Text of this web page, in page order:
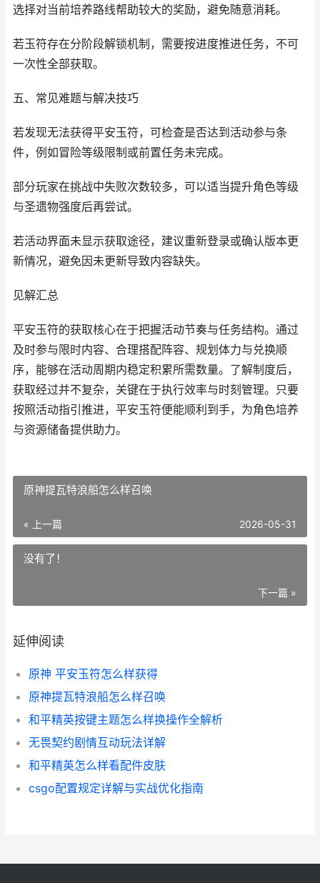
选择对当前培养路线帮助较大的奖励，避免随意消耗。
若玉符存在分阶段解锁机制，需要按进度推进任务，不可
一次性全部获取。
五、常见难题与解决技巧
若发现无法获得平安玉符，可检查是否达到活动参与条
件，例如冒险等级限制或前置任务未完成。
部分玩家在挑战中失败次数较多，可以适当提升角色等级
与圣遗物强度后再尝试。
若活动界面未显示获取途径，建议重新登录或确认版本更
新情况，避免因未更新导致内容缺失。
见解汇总
平安玉符的获取核心在于把握活动节奏与任务结构。通过
及时参与限时内容、合理搭配阵容、规划体力与兑换顺
序，能够在活动周期内稳定积累所需数量。了解制度后，
获取经过并不复杂，关键在于执行效率与时刻管理。只要
按照活动指引推进，平安玉符便能顺利到手，为角色培养
与资源储备提供助力。
原神提瓦特浪船怎么样召唤
« 上一篇 2026-05-31
没有了！
下一篇 »
延伸阅读
原神 平安玉符怎么样获得
原神提瓦特浪船怎么样召唤
和平精英按键主题怎么样换操作全解析
无畏契约剧情互动玩法详解
和平精英怎么样看配件皮肤
csgo配置规定详解与实战优化指南